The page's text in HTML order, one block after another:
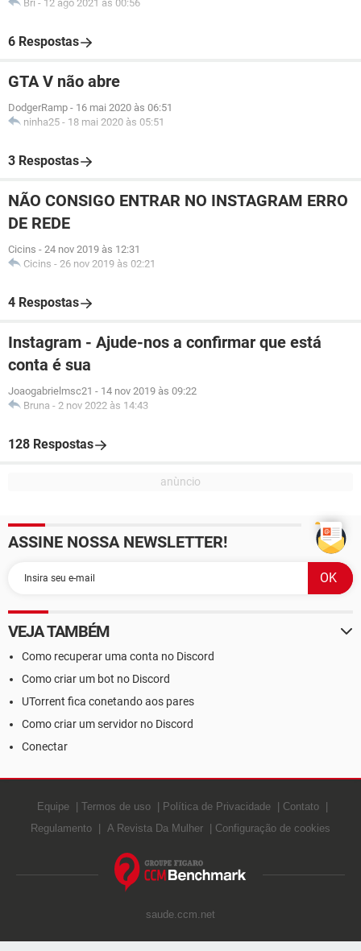
Bri - 12 ago 2021 às 00:56
6 Respostas
GTA V não abre
DodgerRamp - 16 mai 2020 às 06:51
ninha25 - 18 mai 2020 às 05:51
3 Respostas
NÃO CONSIGO ENTRAR NO INSTAGRAM ERRO
DE REDE
Cicins - 24 nov 2019 às 12:31
Cicins - 26 nov 2019 às 02:21
4 Respostas
Instagram - Ajude-nos a confirmar que está
conta é sua
Joaogabrielmsc21 - 14 nov 2019 às 09:22
Bruna - 2 nov 2022 às 14:43
128 Respostas
ASSINE NOSSA NEWSLETTER!
VEJA TAMBÉM
Como recuperar uma conta no Discord
Como criar um bot no Discord
UTorrent fica conetando aos pares
Como criar um servidor no Discord
Conectar
Equipe Termos de uso Política de Privacidade
Contato
Regulamento
A Revista Da Mulher Configuração de cookies
saude.ccm.net